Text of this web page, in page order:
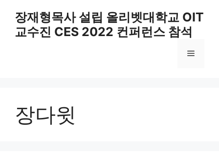
content
장재형목사 설립 올리벳대학교 OIT
교수진 CES 2022 컨퍼런스 참석
Menu
장다윗